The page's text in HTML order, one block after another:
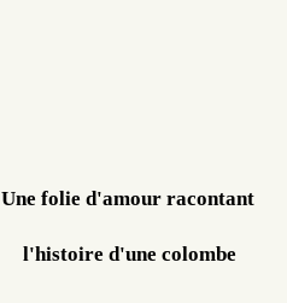
Une folie d'amour racontant
l'histoire d'une colombe